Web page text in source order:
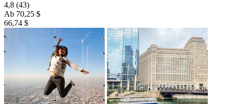
4,8 (43)
Ab 70,25 $
66,74 $